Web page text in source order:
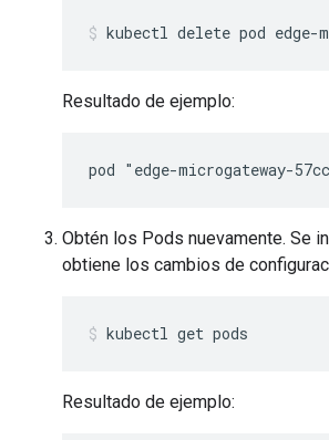
kubectl delete pod edge-
Resultado de ejemplo:
Obtén los Pods nuevamente. Se
obtiene los cambios de
kubectl get pods
Resultado de ejemplo: